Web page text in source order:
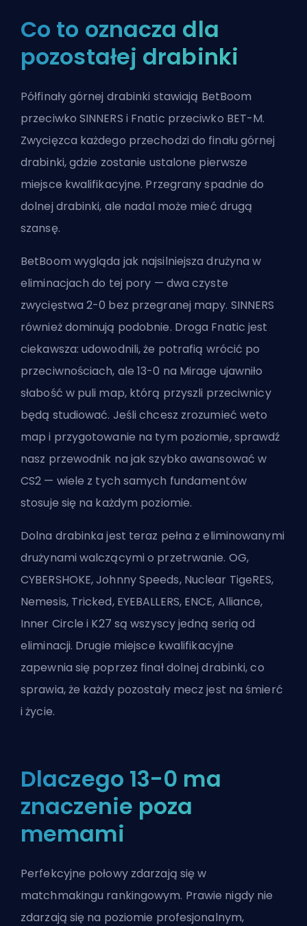
Co to oznacza dla
pozostałej drabinki
Półfinały górnej drabinki stawiają BetBoom
przeciwko SINNERS i Fnatic przeciwko BET-M.
Zwycięzca każdego przechodzi do finału górnej
drabinki, gdzie zostanie ustalone pierwsze
miejsce kwalifikacyjne. Przegrany spadnie do
dolnej drabinki, ale nadal może mieć drugą
szansę.
BetBoom wygląda jak najsilniejsza drużyna w
eliminacjach do tej pory — dwa czyste
zwycięstwa 2-0 bez przegranej mapy. SINNERS
również dominują podobnie. Droga Fnatic jest
ciekawsza: udowodnili, że potrafią wrócić po
przeciwnościach, ale 13-0 na Mirage ujawniło
słabość w puli map, którą przyszli przeciwnicy
będą studiować. Jeśli chcesz zrozumieć weto
map i przygotowanie na tym poziomie, sprawdź
nasz przewodnik na jak szybko awansować w
CS2 — wiele z tych samych fundamentów
stosuje się na każdym poziomie.
Dolna drabinka jest teraz pełna z eliminowanymi
drużynami walczącymi o przetrwanie. OG,
CYBERSHOKE, Johnny Speeds, Nuclear TigeRES,
Nemesis, Tricked, EYEBALLERS, ENCE, Alliance,
Inner Circle i K27 są wszyscy jedną serią od
eliminacji. Drugie miejsce kwalifikacyjne
zapewnia się poprzez finał dolnej drabinki, co
sprawia, że każdy pozostały mecz jest na śmierć
i życie.
Dlaczego 13-0 ma
znaczenie poza
memami
Perfekcyjne połowy zdarzają się w
matchmakingu rankingowym. Prawie nigdy nie
zdarzają się na poziomie profesjonalnym,